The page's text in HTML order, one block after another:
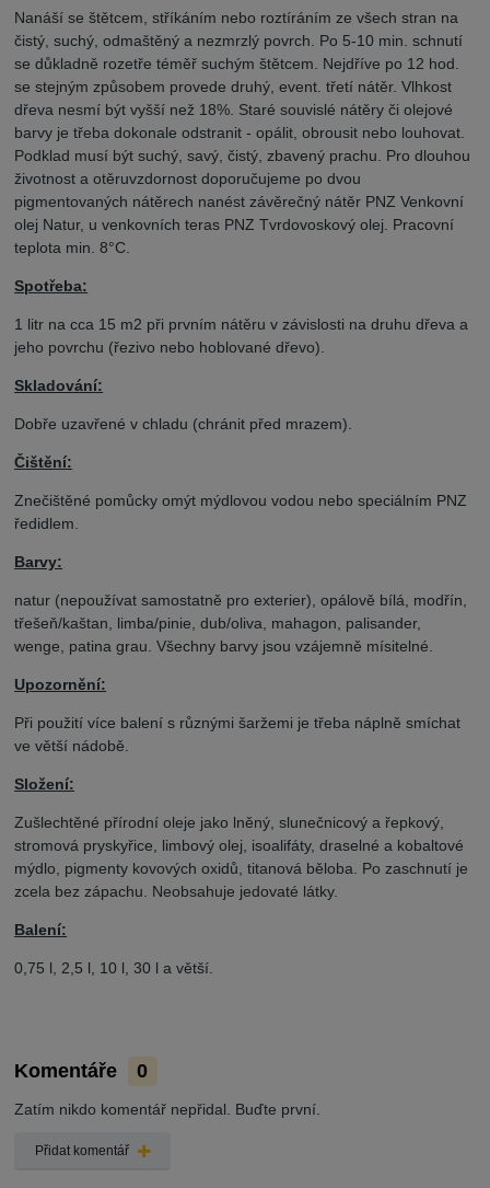
Nanáší se štětcem, stříkáním nebo roztíráním ze všech stran na
čistý, suchý, odmaštěný a nezmrzlý povrch. Po 5-10 min. schnutí
se důkladně rozetře téměř suchým štětcem. Nejdříve po 12 hod.
se stejným způsobem provede druhý, event. třetí nátěr. Vlhkost
dřeva nesmí být vyšší než 18%. Staré souvislé nátěry či olejové
barvy je třeba dokonale odstranit - opálit, obrousit nebo louhovat.
Podklad musí být suchý, savý, čistý, zbavený prachu. Pro dlouhou
životnost a otěruvzdornost doporučujeme po dvou
pigmentovaných nátěrech nanést závěrečný nátěr PNZ Venkovní
olej Natur, u venkovních teras PNZ Tvrdovoskový olej. Pracovní
teplota min. 8°C.
Spotřeba:
1 litr na cca 15 m2 při prvním nátěru v závislosti na druhu dřeva a
jeho povrchu (řezivo nebo hoblované dřevo).
Skladování:
Dobře uzavřené v chladu (chránit před mrazem).
Čištění:
Znečištěné pomůcky omýt mýdlovou vodou nebo speciálním PNZ
ředidlem.
Barvy:
natur (nepoužívat samostatně pro exterier), opálově bílá, modřín,
třešeň/kaštan, limba/pinie, dub/oliva, mahagon, palisander,
wenge, patina grau. Všechny barvy jsou vzájemně mísitelné.
Upozornění:
Při použití více balení s různými šaržemi je třeba náplně smíchat
ve větší nádobě.
Složení:
Zušlechtěné přírodní oleje jako lněný, slunečnicový a řepkový,
stromová pryskyřice, limbový olej, isoalifáty, draselné a kobaltové
mýdlo, pigmenty kovových oxidů, titanová běloba. Po zaschnutí je
zcela bez zápachu. Neobsahuje jedovaté látky.
Balení:
0,75 l, 2,5 l, 10 l, 30 l a větší.
Komentáře 0
Zatím nikdo komentář nepřidal. Buďte první.
Přidat komentář